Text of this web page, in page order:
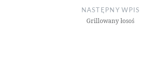
NASTĘPNY WPIS
Grillowany łosoś